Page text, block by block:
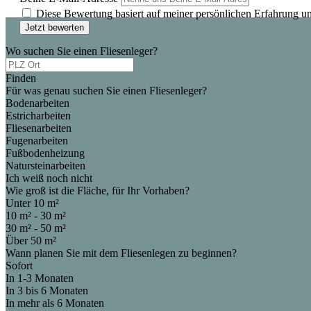
Diese Bewertung basiert auf meiner persönlichen Erfahrung
Jetzt bewerten
Wo suchen Sie einen Fliesenleger?
Finden
Für was genau suchen Sie einen Fliesenleger?
Bodenarbeiten
Estricharbeiten
Fliesenarbeiten
Fugenarbeiten
Fußbodenheizung
Natursteinarbeiten
Ich weiß noch nicht
Wie groß ist die Fläche, für Ihr Vorhaben?
Unter 10 m²
10 m² - 30 m²
30 m² - 50 m²
Über 50 m²
Wann planen Sie mit dem Fliesenlegen zu beginnen?
Sofort
In 1-3 Monaten
In 3 bis 6 Monaten
In mehr als 6 Monaten